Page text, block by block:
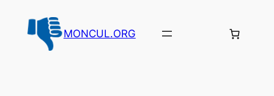
contenu
MONCUL.ORG